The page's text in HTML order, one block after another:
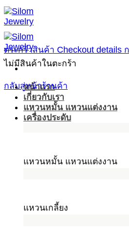
ข้าม
ไป
ยัง
เนื้อหา
หน้าแรก
เกี่ยวกับเรา
แหวนหมั้น แหวนแต่งงาน
เครื่องประดับ
แหวนหมั้น แหวนแต่งงาน
แหวนเกลี้ยง
ตระกร้าสินค้า Checkout details
ไม่มีสินค้าในตะกร้า
กลับสู่หน้าร้านค้า